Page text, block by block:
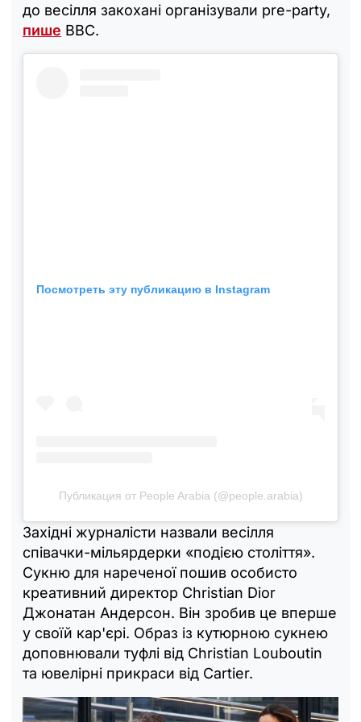
до весілля закохані організували pre-party,
пише BBC.
Посмотреть эту публикацию в Instagram
Публикация от People Arabia (@people.arabia)
Західні журналісти назвали весілля
співачки-мільярдерки «подією століття».
Сукню для нареченої пошив особисто
креативний директор Christian Dior
Джонатан Андерсон. Він зробив це вперше
у своїй кар'єрі. Образ із кутюрною сукнею
доповнювали туфлі від Christian Louboutin
та ювелірні прикраси від Cartier.